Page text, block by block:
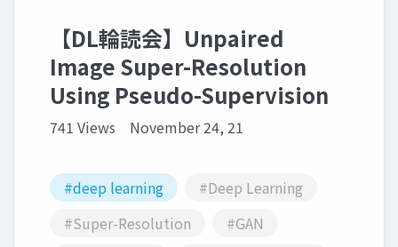
【DL輪読会】Unpaired
Image Super-Resolution
Using Pseudo-Supervision
741 Views November 24, 21
#deep learning
#Deep Learning
#Super-Resolution
#GAN